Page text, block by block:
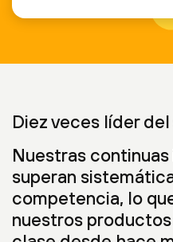
Diez veces líder
Nuestras
superan
competencia, lo
nuestros